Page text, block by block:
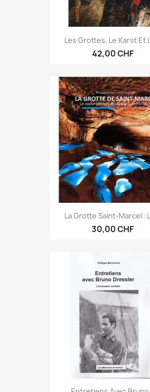
Les Grottes, Le Karst Et
42,00 CHF
La Grotte Saint-Marcel :
30,00 CHF